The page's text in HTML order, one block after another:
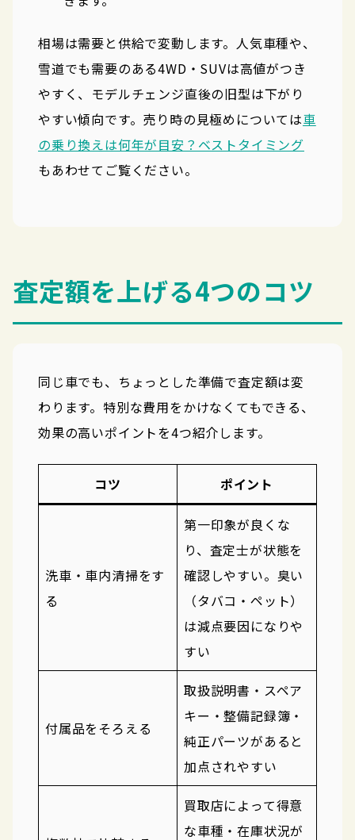
相場は需要と供給で変動します。人気車種や、
雪道でも需要のある4WD・SUVは高値がつき
やすく、モデルチェンジ直後の旧型は下がり
やすい傾向です。売り時の見極めについては車
の乗り換えは何年が目安？ベストタイミング
もあわせてご覧ください。
査定額を上げる4つのコツ
同じ車でも、ちょっとした準備で査定額は変
わります。特別な費用をかけなくてもできる、
効果の高いポイントを4つ紹介します。
コツ ポイント
洗車・車内清掃をす
る
第一印象が良くな
り、査定士が状態を
確認しやすい。臭い
（タバコ・ペット）
は減点要因になりや
すい
付属品をそろえる
取扱説明書・スペア
キー・整備記録簿・
純正パーツがあると
加点されやすい
買取店によって得意
な車種・在庫状況が